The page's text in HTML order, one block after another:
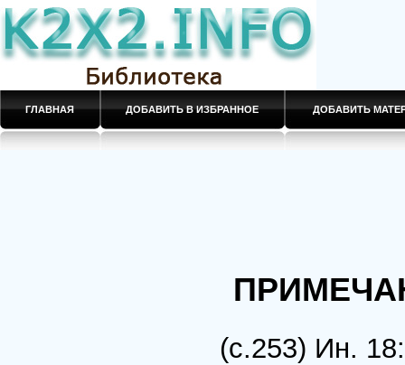
ГЛАВНАЯ ДОБАВИТЬ В ИЗБРАННОЕ ДОБАВИТЬ
(с.253) Ин.